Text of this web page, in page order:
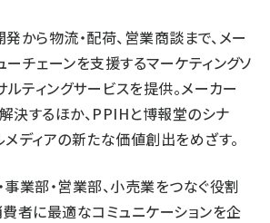
から物流・配荷、営業商談まで、メー
チェーンを支援するマーケティングソ
ルティングサービスを提供。メーカー
決するほか、PPIHと博報堂のシナ
ディアの新たな価値創出をめざす。
業部・営業部、小売業をつなぐ役割
費者に最適なコミュニケーションを企